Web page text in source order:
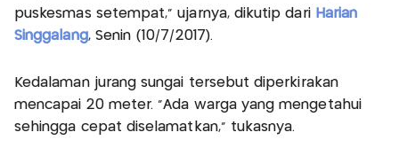
puskesmas setempat,” ujarnya, dikutip dari Harian
Singgalang, Senin (10/7/2017).
Kedalaman jurang sungai tersebut diperkirakan
mencapai 20 meter. “Ada warga yang mengetahui
sehingga cepat diselamatkan,” tukasnya.